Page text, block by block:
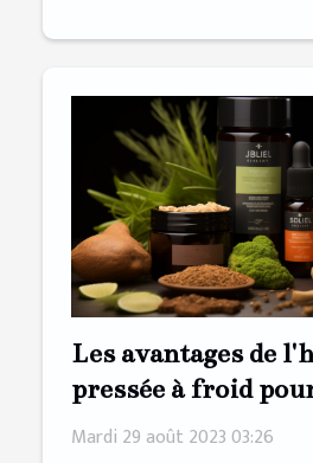
Les avantages de
pressée à froid
bien-être
Mardi 29 août 2023 03:26